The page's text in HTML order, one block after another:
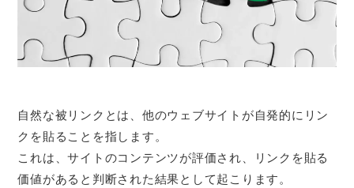
自然な被リンクとは、他のウェブサイトが自発的にリン
クを貼ることを指します。
これは、サイトのコンテンツが評価され、リンクを貼る
価値があると判断された結果として起こります。